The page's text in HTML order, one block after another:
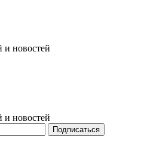
и новостей
и новостей
Подписаться